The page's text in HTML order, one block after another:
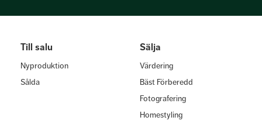
Till salu
Nyproduktion
Sålda
Sälja
Värdering
Bäst Förberedd
Fotografering
Homestyling